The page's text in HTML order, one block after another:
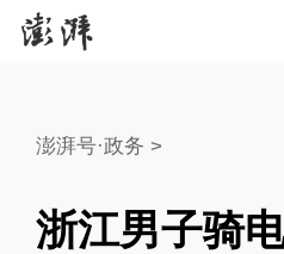
澎湃号·政务 >
浙江男子骑